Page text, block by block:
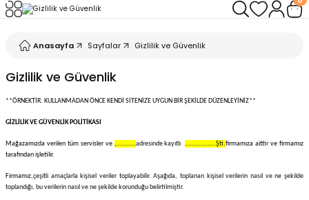
Anasayfa Sayfalar Gizlilik ve Güvenlik
Gizlilik ve Güvenlik
**ÖRNEKTİR. KULLANMADAN ÖNCE KENDİ SİTENİZE UYGUN BİR ŞEKİLDE DÜZENLEYİNİZ**
GİZLİLİK VE GÜVENLİK POLİTİKASI
Mağazamızda verilen tüm servisler ve ,…………adresinde kayıtlı ……………….Şti.firmamıza aittir ve firmamız
tarafından işletilir.
Firmamız,çeşitli amaçlarla kişisel veriler toplayabilir. Aşağıda, toplanan kişisel verilerin nasıl ve ne şekilde
toplandığı, bu verilerin nasıl ve ne şekilde korunduğu belirtilmiştir.
Geri Dön
Geri Dön
Geri Dön
Geri Dön
- Klips
Geri Dön
Geri Dön